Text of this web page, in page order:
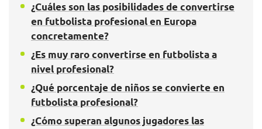
¿Cuáles son las posibilidades de convertirse
en futbolista profesional en Europa
concretamente?
¿Es muy raro convertirse en futbolista a
nivel profesional?
¿Qué porcentaje de niños se convierte en
futbolista profesional?
¿Cómo superan algunos jugadores las